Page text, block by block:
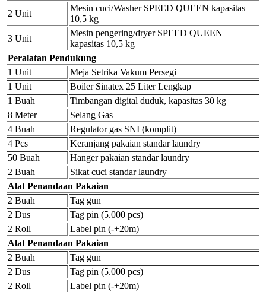
2 Unit
Mesin cuci/Washer SPEED QUEEN kapasitas
10,5 kg
3 Unit
Mesin pengering/dryer SPEED QUEEN
kapasitas 10,5 kg
Peralatan Pendukung
1 Unit
Meja Setrika Vakum Persegi
1 Unit
Boiler Sinatex 25 Liter Lengkap
1 Buah
Timbangan digital duduk, kapasitas 30 kg
8 Meter
Selang Gas
4 Buah
Regulator gas SNI (komplit)
4 Pcs
Keranjang pakaian standar laundry
50 Buah
Hanger pakaian standar laundry
2 Buah
Sikat cuci standar laundry
Alat Penandaan Pakaian
2 Buah
Tag gun
2 Dus
Tag pin (5.000 pcs)
2 Roll
Label pin (-+20m)
Alat Penandaan Pakaian
2 Buah
Tag gun
2 Dus
Tag pin (5.000 pcs)
2 Roll
Label pin (-+20m)